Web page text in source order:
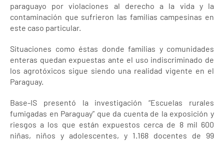
paraguayo por violaciones al derecho a la vida y la
contaminación que sufrieron las familias campesinas en
este caso particular.
Situaciones como éstas donde familias y comunidades
enteras quedan expuestas ante el uso indiscriminado de
los agrotóxicos sigue siendo una realidad vigente en el
Paraguay.
Base-IS presentó la investigación “Escuelas rurales
fumigadas en Paraguay” que da cuenta de la exposición y
riesgos a los que están expuestos cerca de 8 mil 600
niñas, niños y adolescentes, y 1.168 docentes de 99